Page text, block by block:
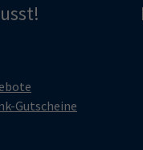
Gutscheine